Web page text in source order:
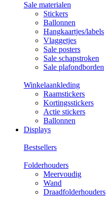
Sale materialen
Stickers
Ballonnen
Hangkaartjes/labels
Vlaggetjes
Sale posters
Sale schapstroken
Sale plafondborden
Winkelaankleding
Raamstickers
Kortingsstickers
Actie stickers
Ballonnen
Displays
Bestsellers
Folderhouders
Meervoudig
Wand
Draadfolderhouders